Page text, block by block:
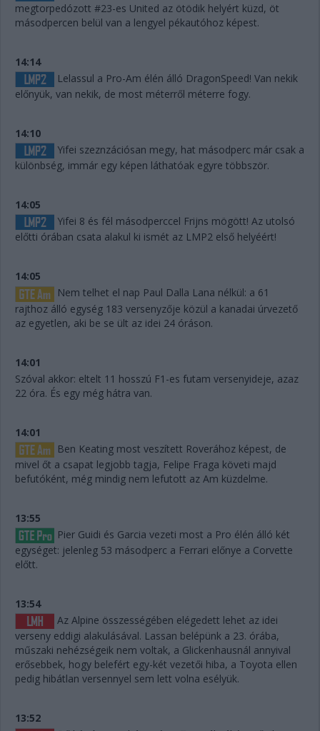
megtorpedózott #23-es United az ötödik helyért küzd, öt
másodpercen belül van a lengyel pékautóhoz képest.
14:14
Lelassul a Pro-Am élén álló DragonSpeed! Van nekik
előnyük, van nekik, de most méterről méterre fogy.
14:10
Yifei szeznzációsan megy, hat másodperc már csak a
különbség, immár egy képen láthatóak egyre többször.
14:05
Yifei 8 és fél másodperccel Frijns mögött! Az utolsó
előtti órában csata alakul ki ismét az LMP2 első helyéért!
14:05
Nem telhet el nap Paul Dalla Lana nélkül: a 61
rajthoz álló egység 183 versenyzője közül a kanadai úrvezető
az egyetlen, aki be se ült az idei 24 óráson.
14:01
Szóval akkor: eltelt 11 hosszú F1-es futam versenyideje, azaz
22 óra. És egy még hátra van.
14:01
Ben Keating most veszített Roverához képest, de
mivel őt a csapat legjobb tagja, Felipe Fraga követi majd
befutóként, még mindig nem lefutott az Am küzdelme.
13:55
Pier Guidi és Garcia vezeti most a Pro élén álló két
egységet: jelenleg 53 másodperc a Ferrari előnye a Corvette
előtt.
13:54
Az Alpine összességében elégedett lehet az idei
verseny eddigi alakulásával. Lassan belépünk a 23. órába,
műszaki nehézségeik nem voltak, a Glickenhausnál annyival
erősebbek, hogy belefért egy-két vezetői hiba, a Toyota ellen
pedig hibátlan versennyel sem lett volna esélyük.
13:52